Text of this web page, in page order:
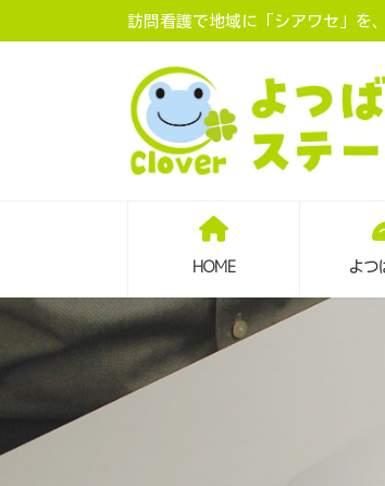
訪問看護で地域に「シアワセ」を
HOME よつ